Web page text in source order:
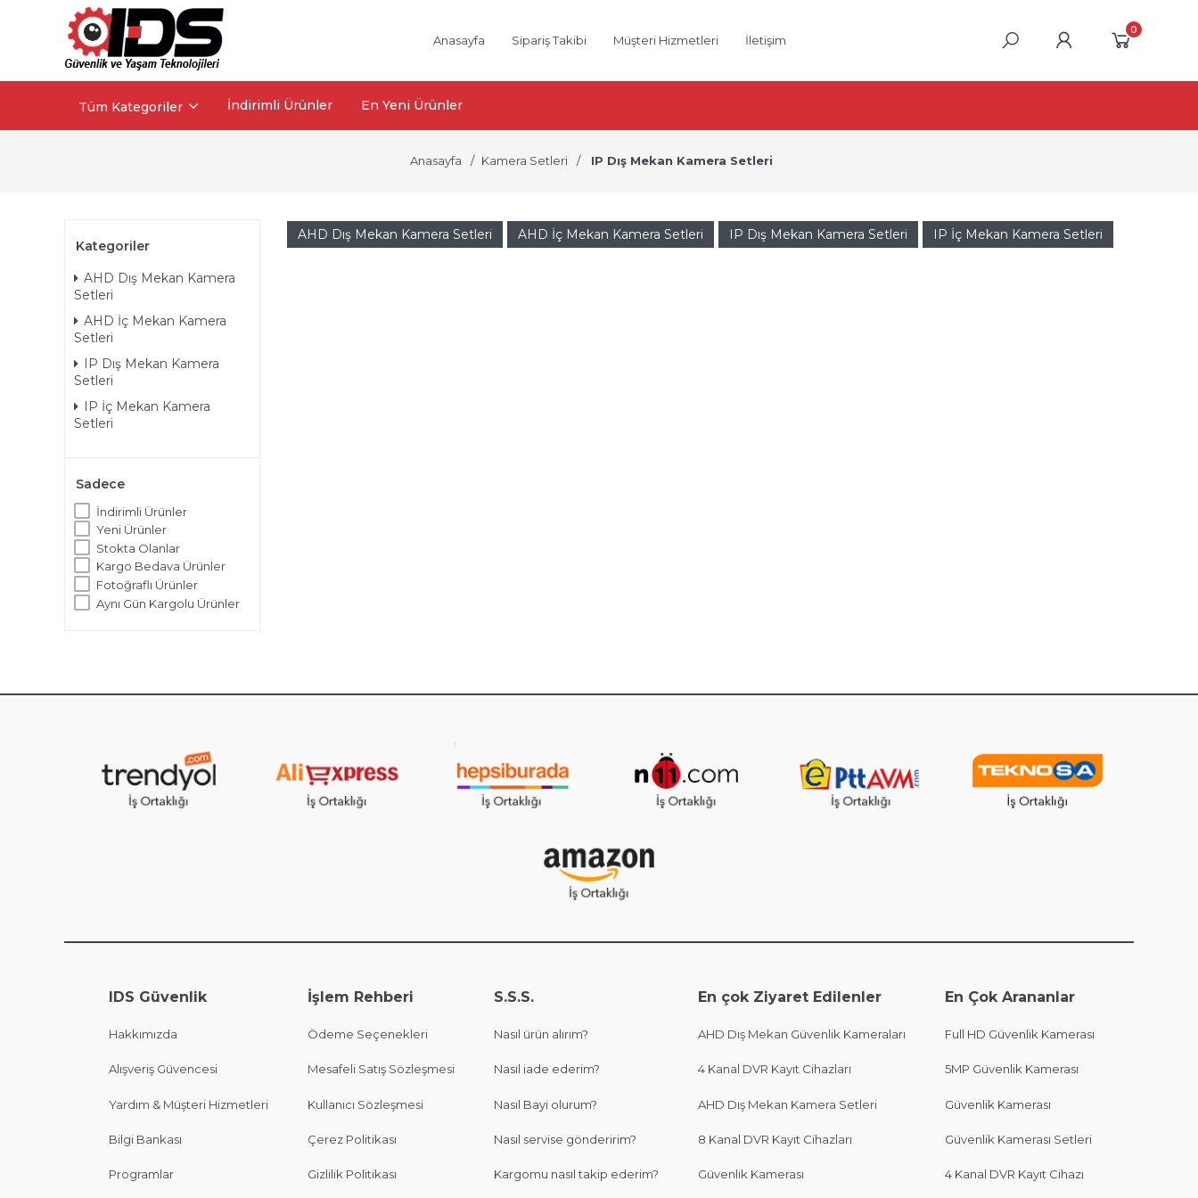
Anasayfa Sipariş Takibi Müşteri Hizmetleri İletişim
0
Tüm Kategoriler İndirimli Ürünler En Yeni Ürünler
Anasayfa Kamera Setleri IP Dış Mekan Kamera Setleri
Kategoriler
AHD Dış Mekan Kamera
Setleri
AHD İç Mekan Kamera
Setleri
IP Dış Mekan Kamera
Setleri
IP İç Mekan Kamera
Setleri
Sadece
İndirimli Ürünler
Yeni Ürünler
Stokta Olanlar
Kargo Bedava Ürünler
Fotoğraflı Ürünler
Aynı Gün Kargolu Ürünler
AHD Dış Mekan Kamera Setleri AHD İç Mekan Kamera Setleri IP Dış Mekan Kamera Setleri IP İç Mekan Kamera Setleri
IDS Güvenlik
Hakkımızda
Alışveriş Güvencesi
Yardım & Müşteri Hizmetleri
Bilgi Bankası
Programlar
İşlem Rehberi
Ödeme Seçenekleri
Mesafeli Satış Sözleşmesi
Kullanıcı Sözleşmesi
Çerez Politikası
Gizlilik Politikası
S.S.S.
Nasıl ürün alırım?
Nasıl iade ederim?
Nasıl Bayi olurum?
Nasıl servise gönderirim?
Kargomu nasıl takip ederim?
En çok Ziyaret Edilenler
AHD Dış Mekan Güvenlik Kameraları
4 Kanal DVR Kayıt Cihazları
AHD Dış Mekan Kamera Setleri
8 Kanal DVR Kayıt Cihazları
Güvenlik Kamerası
En Çok Arananlar
Full HD Güvenlik Kamerası
5MP Güvenlik Kamerası
Güvenlik Kamerası
Güvenlik Kamerası Setleri
4 Kanal DVR Kayıt Cihazı